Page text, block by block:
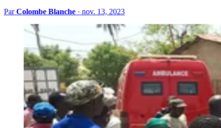
ParColombe Blanche · nov. 13, 2023